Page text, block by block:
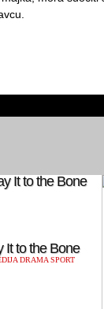
It to the Bone
DRAMA SPORT